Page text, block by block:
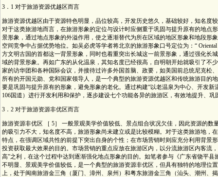
3．1 对于旅游资源优越区而言
旅游资源优越区由于资源特色明显，品位较高，开发历史悠久，基础较好，知名度
对于这类旅游地而言，在旅游形象的定位与设计时应侧重于巩固与提升原有的地点
景形象，通过地点形象的外溢作用，使之逐渐替代为所在区域的地区形象和地段形
空间竞争中占据优势地位。如吴必虎等学者将北京的旅游形象口号定位为：“
方文明古国的首都这一背景形象，同时也着重突出长城这一前景形象，通过强化长
域的背景形象。再如广东的从化温泉，其知名度已经很高，自明朝开始就吸引了不
家的访华团和各种国际会议，并接待过许多外国首脑、政要，如美国前总统尼克松
所有的开国元勋、党和国家领导人，是一个典型的旅游资源优越区和传统旅游目的
要是巩固与提升原有的形象，避免形象的老化。通过构建“以老温泉为中心、开发新
106国道）进行开发利用和保护，逐步建设七个功能各异的旅游区，有效地提升、
3．2 对于旅游资源非优区而言
旅游资源非优区 ［ 5］ 一般景观美学价值较低、景点组合状况欠佳，因此资源的
的吸引力不大，知名度不高，旅游形象尚未建立或是比较模糊。对于这类旅游地，
特点，在强调区域共性的前提下突出自身的个性；在市场营销时则应充分利用背景
投资获取最大效果的目的。市场营销的重点应放在旅游区内，以分流旅游区内客流
高”之利，在这个过程中达到逐渐强化地点形象的目的。如笔者参与《广东省饶平
不明显、景观美学价值较低，是一个典型的旅游资源非优区，但具有独特的地理位
上，处于闽南旅游金三角（厦门、漳州、泉州）和粤东旅游金三角（汕头、潮州、